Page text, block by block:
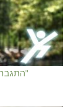
התגברות על מתאמפטמינים, "אני שוב בחיים"